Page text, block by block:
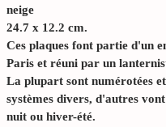
neige
24.7 x 12.2 cm.
Ces plaques font partie d'un
Paris et réuni par un
La plupart sont numérotées
systèmes divers, d'autres
nuit ou hiver-été.